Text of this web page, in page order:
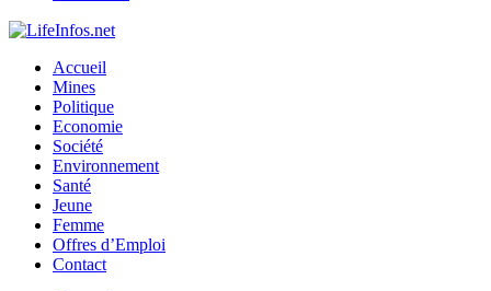
Accueil
Mines
Politique
Economie
Société
Environnement
Santé
Jeune
Femme
Offres d’Emploi
Contact